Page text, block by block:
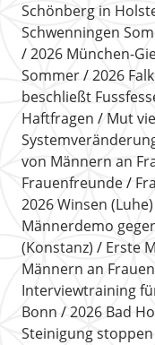
Schönberg in
Schwenningen
2026 München-
Sommer
2026
beschließt
Haftfragen
Mut
von Männern an
Frauenfreunde
2026 Winsen (Luhe)
Männerdemo
(Konstanz)
Erste
Männern an Frauen
Interviewtraining
Bonn
2026 Bad
Steinigung stoppen